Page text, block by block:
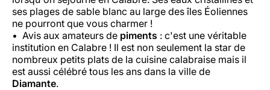
ses plages de sable blanc au large des îles Éoliennes
ne pourront que vous charmer !
Avis aux amateurs de piments : c'est une véritable
institution en Calabre ! Il est non seulement la star de
nombreux petits plats de la cuisine calabraise mais il
est aussi célébré tous les ans dans la ville de
Diamante.